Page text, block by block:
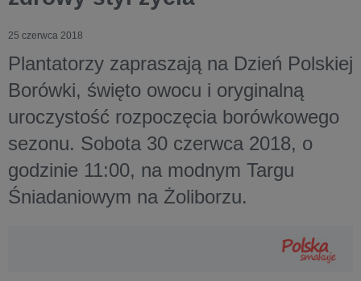
25 czerwca 2018
Plantatorzy zapraszają na Dzień Polskiej
Borówki, święto owocu i oryginalną
uroczystość rozpoczęcia borówkowego
sezonu. Sobota 30 czerwca 2018, o
godzinie 11:00, na modnym Targu
Śniadaniowym na Żoliborzu.